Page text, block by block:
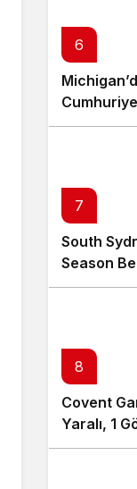
6
7
South
Season
8
Covent
Yaralı, 1